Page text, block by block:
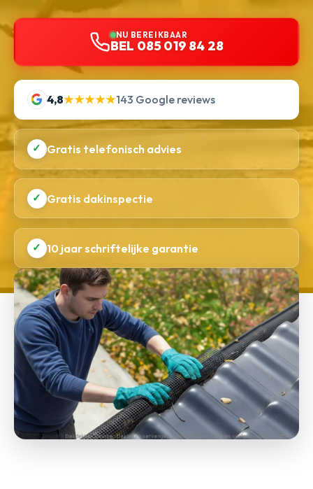
NU BEREIKBAAR
BEL 085 019 84 28
4,8★★★★★143 Google reviews
✓ Gratis telefonisch advies
✓ Gratis dakinspectie
✓ 10 jaar schriftelijke garantie